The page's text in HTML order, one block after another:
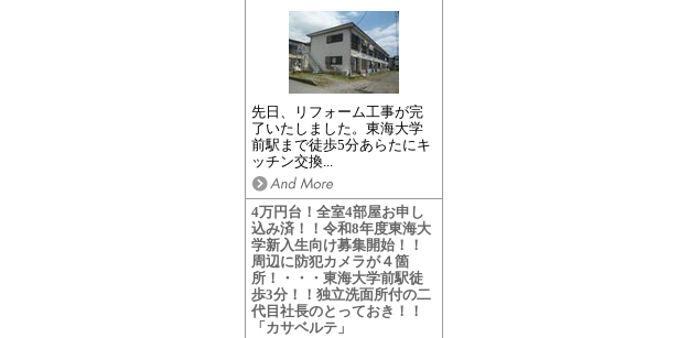
先日、リフォーム工事が完
了いたしました。東海大学
前駅まで徒歩5分あらたにキ
ッチン交換...
4万円台！全室4部屋お申し
込み済！！令和8年度東海大
学新入生向け募集開始！！
周辺に防犯カメラが４箇
所！・・・東海大学前駅徒
歩3分！！独立洗面所付の二
代目社長のとっておき！！
「カサベルテ」